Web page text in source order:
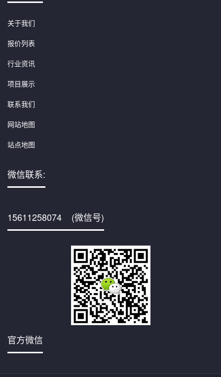
关于我们
报价列表
行业资讯
项目展示
联系我们
网站地图
站点地图
微信联系:
15611258074 (微信号)
官方微信